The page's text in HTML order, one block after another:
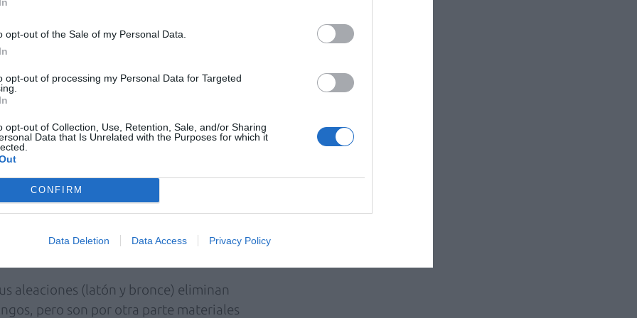
opt-out of the Sale of my Personal Data.
opt-out of processing my Personal Data for Targeted
opt-out of Collection, Use, Retention, Sale, and/or Sharing
Data that Is Unrelated with the Purposes for which it
CONFIRM
Data Deletion Data Access Privacy Policy
importante evitar contagios dentro de
están en muchos casos en una situación
y no el antebrazo o el brazo, para recibir
personas, y éstas se autoinfectan e
en contacto con barandillas y soportes
y otros medios de locomoción. También
de ascensor, pasamanos del
trabajo, tiendas... Otras personas
y, a los pocos minutos, se tocarán labios,
que una persona lo hace una media de
aleaciones (latón y bronce) eliminan
pero son por otra parte materiales